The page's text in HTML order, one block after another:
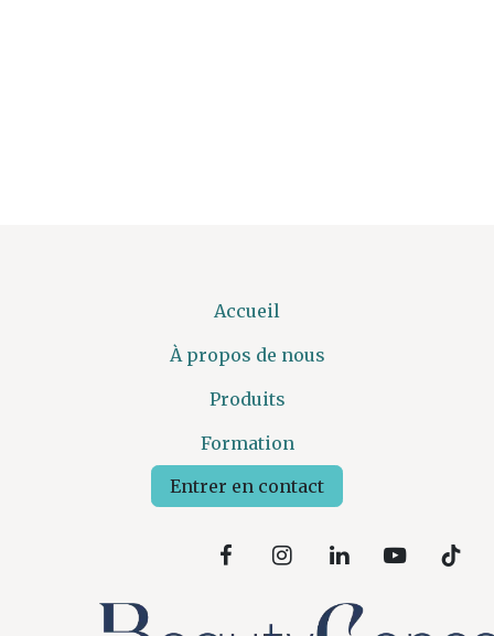
Accueil
À propos de nous
Produits
Formation
Entrer en contact